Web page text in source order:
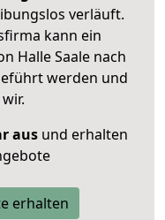
verläuft.
kann ein
Halle Saale nach
werden und
ausund erhalten
erhalten